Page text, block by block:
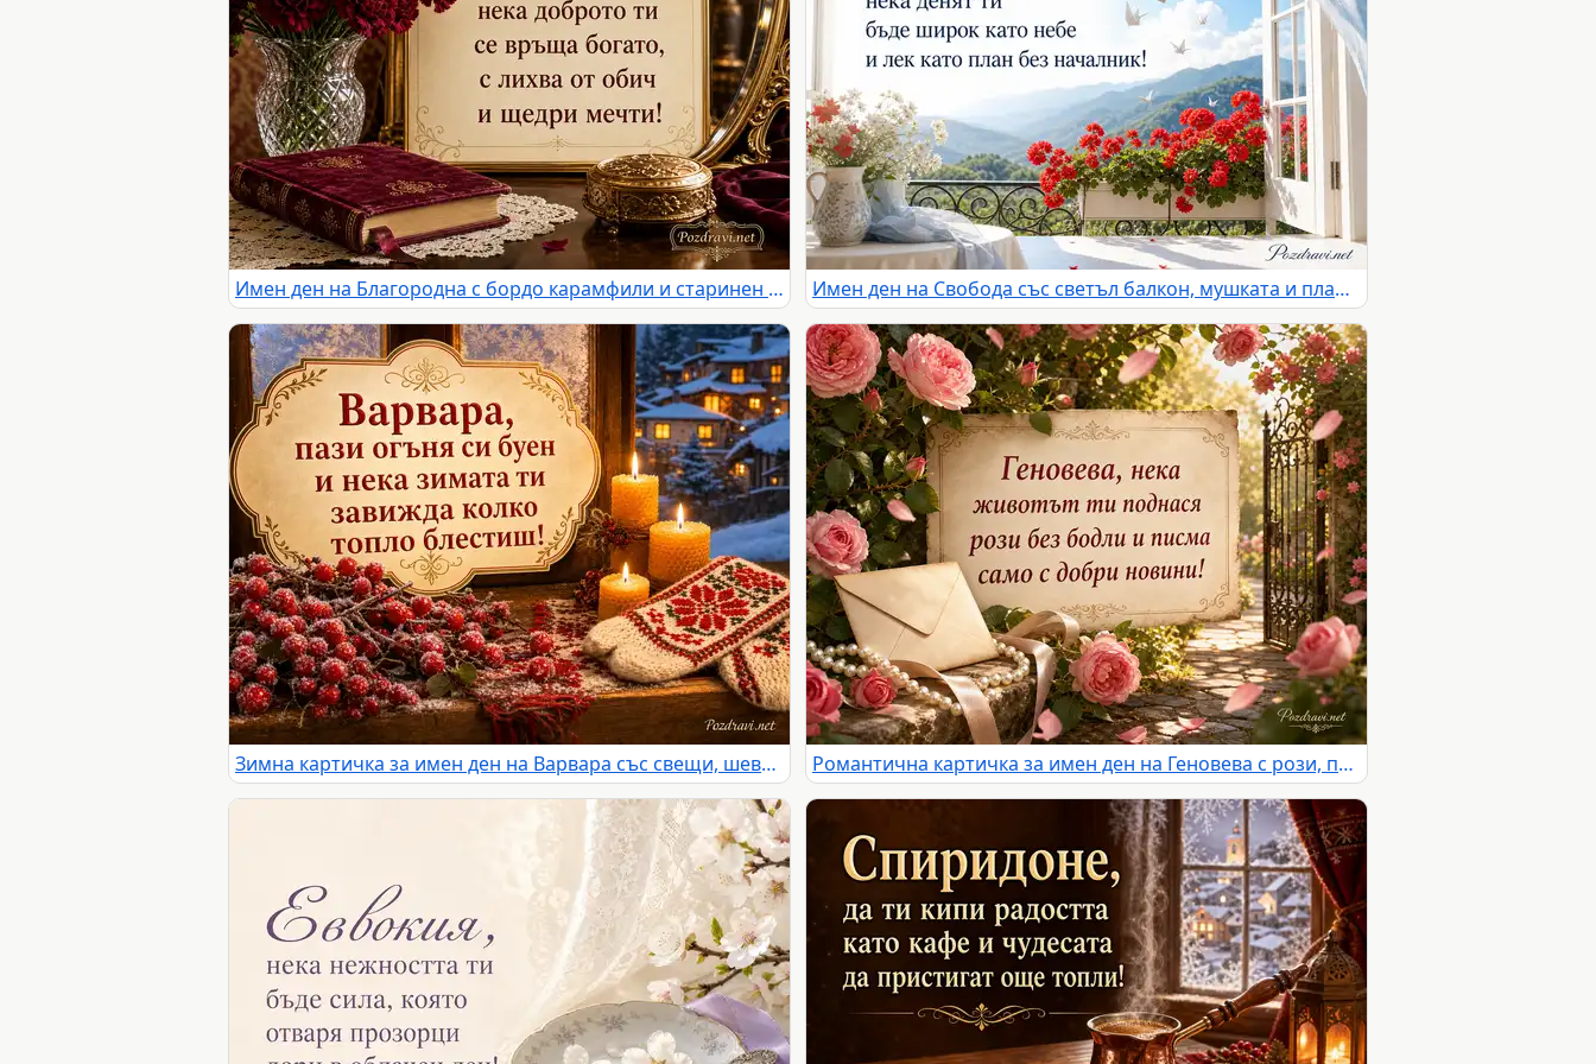
Имен ден на Благородна с бордо карамфили и старинен салон Имен ден на Свобода със светъл балкон, мушката и планински хоризонт
Зимна картичка за имен ден на Варвара със свещи, шевица и заснежено село Романтична картичка за имен ден на Геновева с рози, писмо и слънчева градина